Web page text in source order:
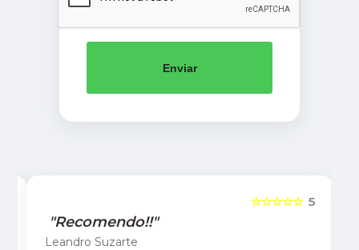
Enviar
5
☆☆☆☆☆
"Recomendo!!"
Leandro Suzarte